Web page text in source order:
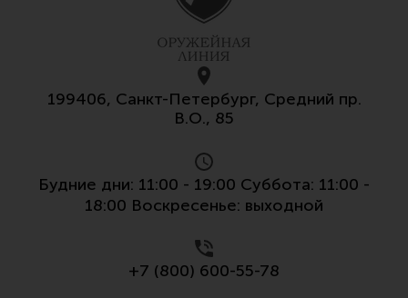
199406, Санкт-Петербург, Средний пр.
В.О., 85
Будние дни: 11:00 - 19:00 Суббота: 11:00 -
18:00 Воскресенье: выходной
+7 (800) 600-55-78